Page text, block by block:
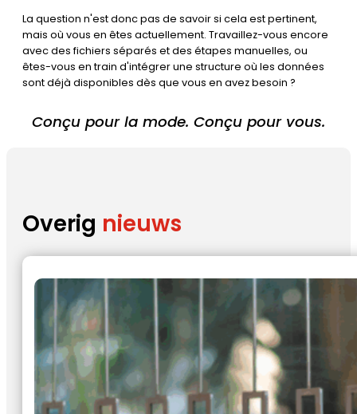
La question n'est donc pas de savoir si cela est pertinent,
mais où vous en êtes actuellement. Travaillez-vous encore
avec des fichiers séparés et des étapes manuelles, ou
êtes-vous en train d'intégrer une structure où les données
sont déjà disponibles dès que vous en avez besoin ?
Conçu pour la mode. Conçu pour vous.
Overig nieuws